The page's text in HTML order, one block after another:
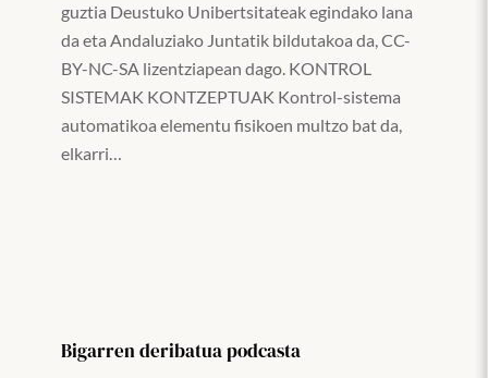
guztia Deustuko Unibertsitateak egindako lana
da eta Andaluziako Juntatik bildutakoa da, CC-
BY-NC-SA lizentziapean dago. KONTROL
SISTEMAK KONTZEPTUAK Kontrol-sistema
automatikoa elementu fisikoen multzo bat da,
elkarri…
Bigarren deribatua podcasta